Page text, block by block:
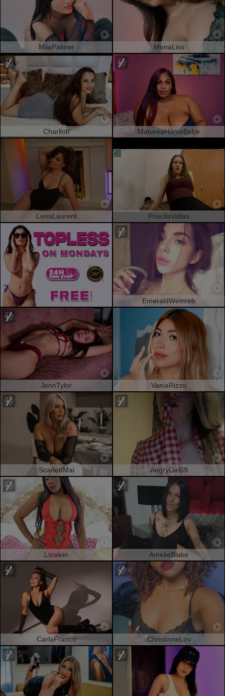
MiiaPalmer MonaLiss
CharllotI MatureaHomeBebe
LenaLaurent PriscilaVallas
EmeraldWeinreb
JennTylor VaniaRizzo
ScarlettMai AngryGirl69
Lizalein AmelieBlake
CarlaFranco ChristinneLov